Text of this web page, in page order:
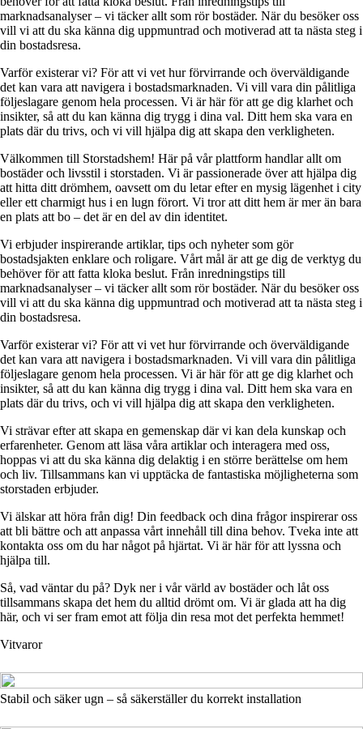
marknadsanalyser – vi täcker allt som rör bostäder. När du besöker oss
vill vi att du ska känna dig uppmuntrad och motiverad att ta nästa steg i
din bostadsresa.
Varför existerar vi? För att vi vet hur förvirrande och överväldigande
det kan vara att navigera i bostadsmarknaden. Vi vill vara din pålitliga
följeslagare genom hela processen. Vi är här för att ge dig klarhet och
insikter, så att du kan känna dig trygg i dina val. Ditt hem ska vara en
plats där du trivs, och vi vill hjälpa dig att skapa den verkligheten.
Välkommen till Storstadshem! Här på vår plattform handlar allt om
bostäder och livsstil i storstaden. Vi är passionerade över att hjälpa dig
att hitta ditt drömhem, oavsett om du letar efter en mysig lägenhet i city
eller ett charmigt hus i en lugn förort. Vi tror att ditt hem är mer än bara
en plats att bo – det är en del av din identitet.
Vi erbjuder inspirerande artiklar, tips och nyheter som gör
bostadsjakten enklare och roligare. Vårt mål är att ge dig de verktyg du
behöver för att fatta kloka beslut. Från inredningstips till
marknadsanalyser – vi täcker allt som rör bostäder. När du besöker oss
vill vi att du ska känna dig uppmuntrad och motiverad att ta nästa steg i
din bostadsresa.
Varför existerar vi? För att vi vet hur förvirrande och överväldigande
det kan vara att navigera i bostadsmarknaden. Vi vill vara din pålitliga
följeslagare genom hela processen. Vi är här för att ge dig klarhet och
insikter, så att du kan känna dig trygg i dina val. Ditt hem ska vara en
plats där du trivs, och vi vill hjälpa dig att skapa den verkligheten.
Vi strävar efter att skapa en gemenskap där vi kan dela kunskap och
erfarenheter. Genom att läsa våra artiklar och interagera med oss,
hoppas vi att du ska känna dig delaktig i en större berättelse om hem
och liv. Tillsammans kan vi upptäcka de fantastiska möjligheterna som
storstaden erbjuder.
Vi älskar att höra från dig! Din feedback och dina frågor inspirerar oss
att bli bättre och att anpassa vårt innehåll till dina behov. Tveka inte att
kontakta oss om du har något på hjärtat. Vi är här för att lyssna och
hjälpa till.
Så, vad väntar du på? Dyk ner i vår värld av bostäder och låt oss
tillsammans skapa det hem du alltid drömt om. Vi är glada att ha dig
här, och vi ser fram emot att följa din resa mot det perfekta hemmet!
Vitvaror
Stabil och säker ugn – så säkerställer du korrekt installation